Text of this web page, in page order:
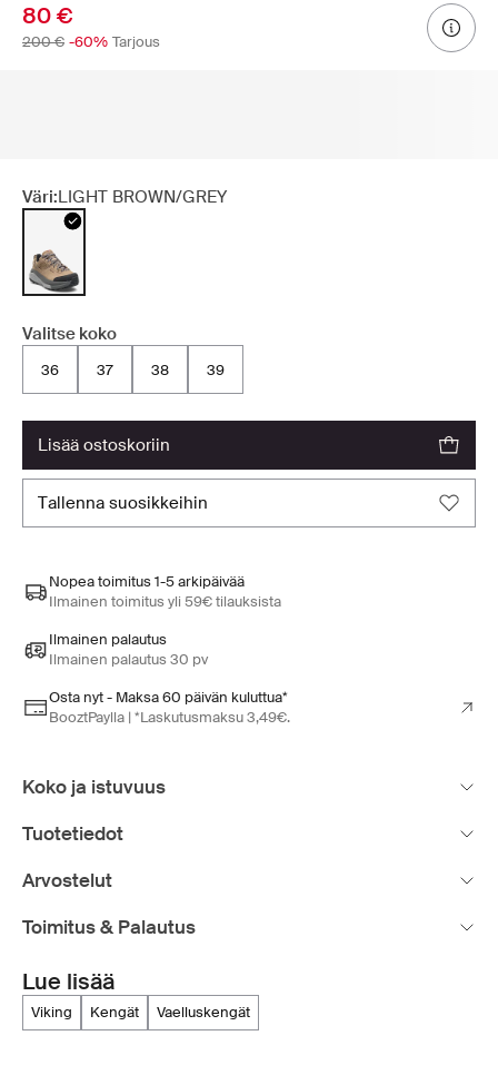
80 €
200 € -60% Tarjous
Väri:LIGHT BROWN/GREY
Valitse koko
36 37 38 39
lisää ostoskoriin
tallenna suosikkeihin
Nopea toimitus 1-5 arkipäivää
Ilmainen toimitus yli 59€ tilauksista
Ilmainen palautus
Ilmainen palautus 30 pv
Osta nyt - Maksa 60 päivän kuluttua*
BooztPaylla | *Laskutusmaksu 3,49€.
Koko ja istuvuus
Tuotetiedot
Arvostelut
Toimitus & Palautus
Lue lisää
viking kengät vaelluskengät